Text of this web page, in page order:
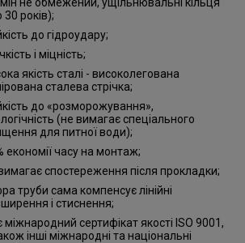
30 років);
до гідроудару;
і міцність;
якість сталі - високолегована
сталева стрічка;
до «розморожування»,
(не вимагає спеціального
для питної води);
економії часу на монтаж;
спостереження після прокладки;
труби сама компенсує лінійні
і стиснення;
міжнародний сертифікат якості ISO 9001,
інші міжнародні та національні